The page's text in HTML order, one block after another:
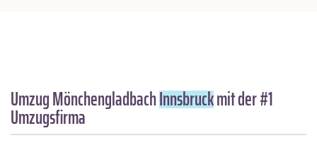
Umzug MönchengladbachInnsbruckmit der #1
Umzugsfirma